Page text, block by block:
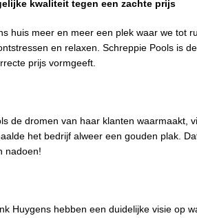
kwaliteit tegen een zachte prijs
huis meer en meer een plek waar we tot
en relaxen. Schreppie Pools is
prijs vormgeeft.
de dromen van haar klanten waarmaakt,
het bedrijf alweer een gouden plak.
nadoen!
Huygens hebben een duidelijke visie op